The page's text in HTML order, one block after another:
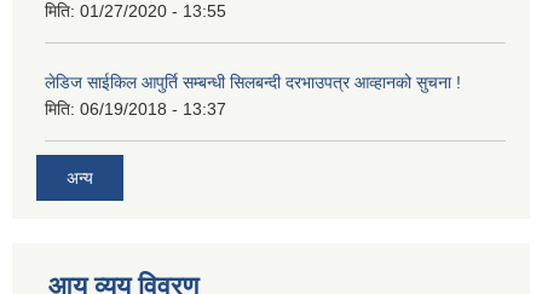
मिति: 01/27/2020 - 13:55
लेडिज साईकिल आपुर्ति सम्बन्धी सिलबन्दी दरभाउपत्र आव्हानको सुचना !
मिति: 06/19/2018 - 13:37
अन्य
आय व्यय विवरण